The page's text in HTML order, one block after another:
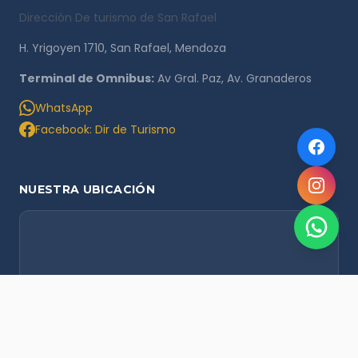
Dirección De turismo de San Rafael
H. Yrigoyen 1710, San Rafael, Mendoza
Terminal de Omnibus: Av Gral. Paz, Av. Granaderos
WhatsApp
Facebook: Dir de Turismo
NUESTRA UBICACIÓN